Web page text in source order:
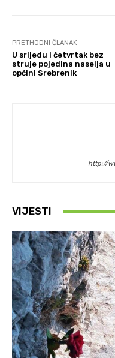
PRETHODNI ČLANAK
U srijedu i četvrtak bez
struje pojedina naselja u
općini Srebrenik
http://
VIJESTI